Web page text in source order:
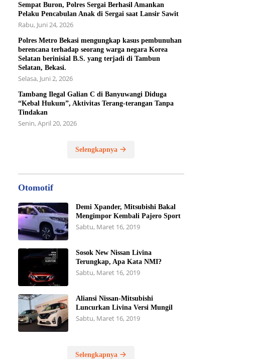
Sempat Buron, Polres Sergai Berhasil Amankan
Pelaku Pencabulan Anak di Sergai saat Lansir Sawit
Rabu, Juni 24, 2026
Polres Metro Bekasi mengungkap kasus pembunuhan
berencana terhadap seorang warga negara Korea
Selatan berinisial B.S. yang terjadi di Tambun
Selatan, Bekasi.
Selasa, Juni 2, 2026
Tambang Ilegal Galian C di Banyuwangi Diduga
“Kebal Hukum”, Aktivitas Terang-terangan Tanpa
Tindakan
Senin, April 20, 2026
Selengkapnya
Otomotif
Demi Xpander, Mitsubishi Bakal
Mengimpor Kembali Pajero Sport
Sabtu, Maret 16, 2019
Sosok New Nissan Livina
Terungkap, Apa Kata NMI?
Sabtu, Maret 16, 2019
Aliansi Nissan-Mitsubishi
Luncurkan Livina Versi Mungil
Sabtu, Maret 16, 2019
Selengkapnya